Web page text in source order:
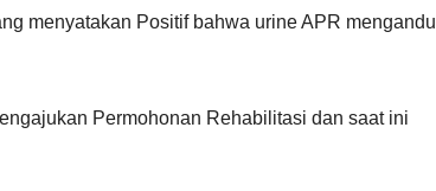
menyatakan Positif bahwa urine APR
Permohonan Rehabilitasi dan saat ini